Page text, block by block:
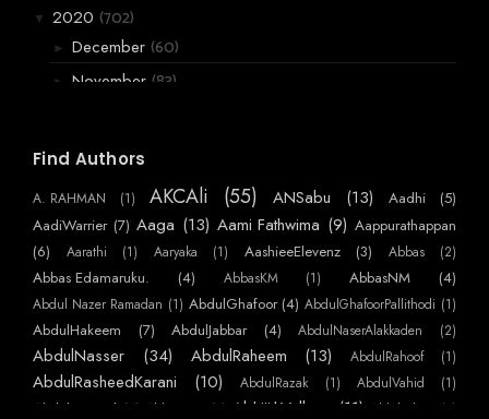
▼ 2020 (702)
► December (60)
► November (83)
മധുരപ്പതിനെട്ട് മരിച്ചു,
"ഭാഗം-വയ്പ് "
ശശാങ്കൻ്റെ പെണ്ണ്
പോയിന്റ്
കല്യാണം വിളി
സക്കറിയ പോത്തന്റെ കുഴിമാടം
മോഹം
Find Authors
A. RAHMAN (1) AKCAli (55) ANSabu (13) Aadhi
(5)
AadiWarrier (7) Aaga (13) Aami Fathwima (9) Aappurathappan
(6)
Aarathi (1) Aaryaka (1) AashieeElevenz (3) Abbas (2)
Abbas Edamaruku. (4) AbbasKM (1) AbbasNM (4)
Abdul Nazer Ramadan (1) AbdulGhafoor (4) AbdulGhafoorPallithodi (1)
AbdulHakeem (7) AbdulJabbar (4) AbdulNaserAlakkaden (2)
AbdulNasser (34) AbdulRaheem (13) AbdulRahoof (1)
AbdulRasheedKarani (10) AbdulRazak (1) AbdulVahid (1)
Abdulmajeed (7) AbhiKattor (1) AbhijithVelloor (11) AbhilashKP (1)